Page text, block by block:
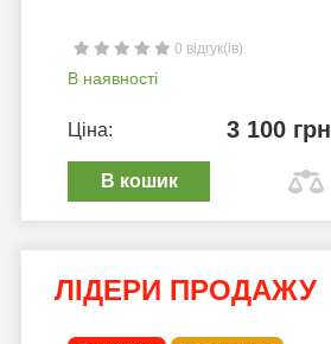
0 відгук(ів)
В наявності
Ціна: 3 100 грн
В кошик
ЛІДЕРИ ПРОДАЖУ